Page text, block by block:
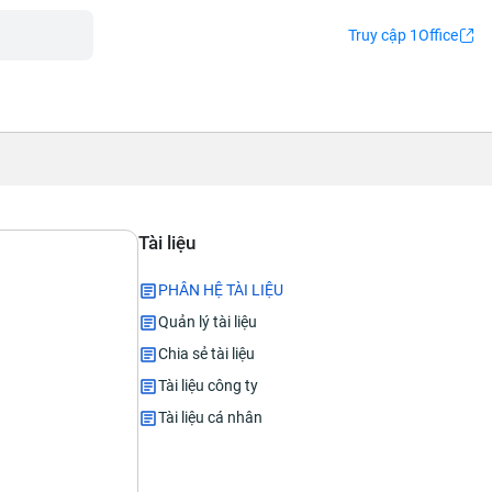
Truy cập 1Office
Tài liệu
PHÂN HỆ TÀI LIỆU
Quản lý tài liệu
Chia sẻ tài liệu
Tài liệu công ty
Tài liệu cá nhân